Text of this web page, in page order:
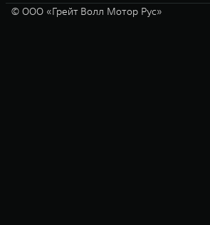
© ООО «Грейт Волл Мотор Рус»